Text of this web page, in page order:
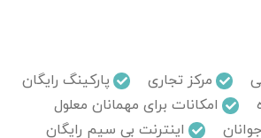
مرکز تجاری
پارکینگ رایگان
امکانات برای مهمانان معلول
اینترنت بی سیم رایگان